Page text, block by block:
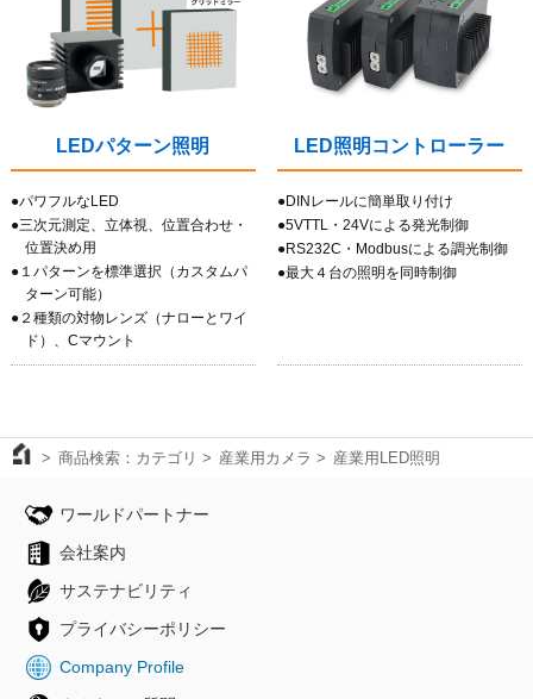
LEDパターン照明
●パワフルなLED
●三次元測定、立体視、位置合わせ・
位置決め用
●１パターンを標準選択（カスタムパ
ターン可能）
●２種類の対物レンズ（ナローとワイ
ド）、Cマウント
LED照明コントローラー
●DINレールに簡単取り付け
●5VTTL・24Vによる発光制御
●RS232C・Modbusによる調光制御
●最大４台の照明を同時制御
商品検索：カテゴリ 産業用カメラ 産業用LED照明
ワールドパートナー
会社案内
サステナビリティ
プライバシーポリシー
Company Profile